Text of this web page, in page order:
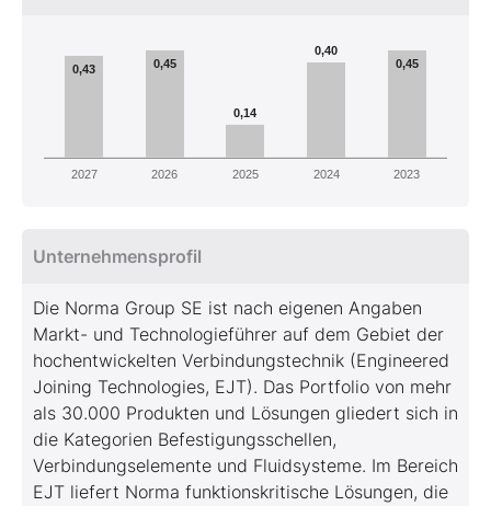
0,43 0,45
0,14
0,40
0,45
2027 2026 2025 2024 2023
Unternehmensprofil
Die Norma Group SE ist nach eigenen Angaben
Markt- und Technologieführer auf dem Gebiet der
hochentwickelten Verbindungstechnik (Engineered
Joining Technologies, EJT). Das Portfolio von mehr
als 30.000 Produkten und Lösungen gliedert sich in
die Kategorien Befestigungsschellen,
Verbindungselemente und Fluidsysteme. Im Bereich
EJT liefert Norma funktionskritische Lösungen, die